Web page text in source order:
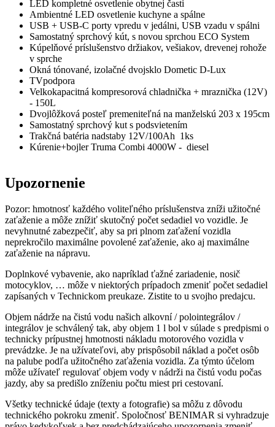
LED kompletné osvetlenie obytnej časti
Ambientné LED osvetlenie kuchyne a spálne
USB + USB-C porty vpredu v jedálni, USB vzadu v spálni
Samostatný sprchový kút, s novou sprchou ECO System
Kúpelňové príslušenstvo držiakov, vešiakov, drevenej rohože
v sprche
Okná tónované, izolačné dvojsklo Dometic D-Lux
TVpodpora
Velkokapacitná kompresorová chladnička + mraznička (12V)
- 150L
Dvojlôžková posteľ premeniteľná na manželskú 203 x 195cm
Samostatný sprchový kut s podsvietením
Trakčná batéria nadstaby 12V/100Ah 1ks
Kúrenie+bojler Truma Combi 4000W - diesel
Upozornenie
Pozor: hmotnosť každého voliteľného príslušenstva zníži užitočné
zaťaženie a môže znížiť skutočný počet sedadiel vo vozidle. Je
nevyhnutné zabezpečiť, aby sa pri plnom zaťažení vozidla
neprekročilo maximálne povolené zaťaženie, ako aj maximálne
zaťaženie na nápravu.
Doplnkové vybavenie, ako napríklad ťažné zariadenie, nosič
motocyklov, … môže v niektorých prípadoch zmeniť počet sedadiel
zapísaných v Technickom preukaze. Zistite to u svojho predajcu.
Objem nádrže na čistú vodu našich alkovní / polointegrálov /
integrálov je schválený tak, aby objem 1 l bol v súlade s predpismi o
technicky prípustnej hmotnosti nákladu motorového vozidla v
prevádzke. Je na užívateľovi, aby prispôsobil náklad a počet osôb
na palube podľa užitočného zaťaženia vozidla. Za týmto účelom
môže užívateľ regulovať objem vody v nádrži na čistú vodu počas
jazdy, aby sa predišlo zníženiu počtu miest pri cestovaní.
Všetky technické údaje (texty a fotografie) sa môžu z dôvodu
technického pokroku zmeniť. Spoločnosť BENIMAR si vyhradzuje